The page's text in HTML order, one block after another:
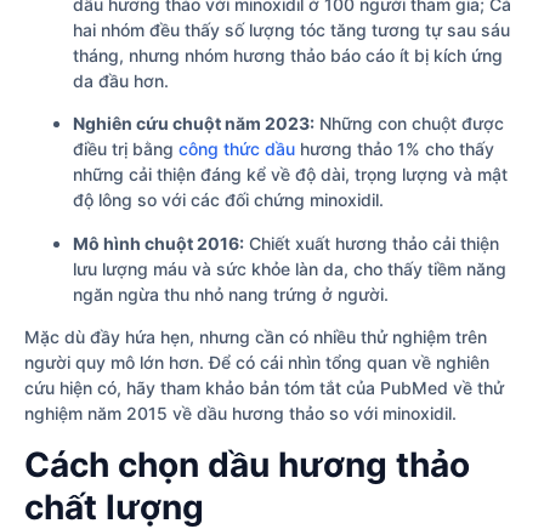
dầu hương thảo với minoxidil ở 100 người tham gia; Cả
hai nhóm đều thấy số lượng tóc tăng tương tự sau sáu
tháng, nhưng nhóm hương thảo báo cáo ít bị kích ứng
da đầu hơn.
Nghiên cứu chuột năm 2023: Những con chuột được
điều trị bằng công thức dầu hương thảo 1% cho thấy
những cải thiện đáng kể về độ dài, trọng lượng và mật
độ lông so với các đối chứng minoxidil.
Mô hình chuột 2016: Chiết xuất hương thảo cải thiện
lưu lượng máu và sức khỏe làn da, cho thấy tiềm năng
ngăn ngừa thu nhỏ nang trứng ở người.
Mặc dù đầy hứa hẹn, nhưng cần có nhiều thử nghiệm trên
người quy mô lớn hơn. Để có cái nhìn tổng quan về nghiên
cứu hiện có, hãy tham khảo bản tóm tắt của PubMed về thử
nghiệm năm 2015 về dầu hương thảo so với minoxidil.
Cách chọn dầu hương thảo
chất lượng